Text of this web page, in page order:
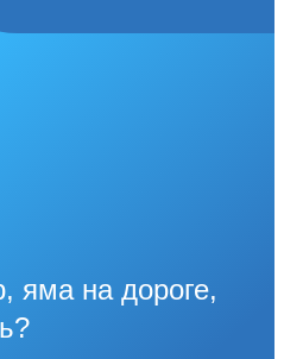
яма на дороге,